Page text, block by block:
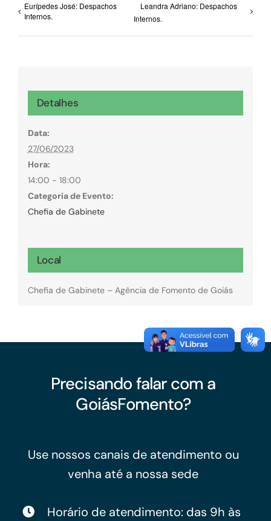
Eurípedes José: Despachos
Internos.
Leandra Adriano: Despachos
Internos.
Detalhes
Data:
27/06/2023
Hora:
14:00 - 18:00
Categoria de Evento:
Chefia de Gabinete
Local
Chefia de Gabinete – Agência de Fomento de Goiás
Precisando falar com a
GoiásFomento?
Use nossos canais de atendimento ou
venha até a nossa sede
Horário de atendimento: das 9h às